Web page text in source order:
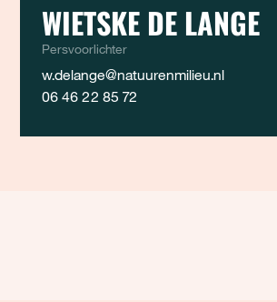
WIETSKE DE LANGE
Persvoorlichter
w.delange@natuurenmilieu.nl
06 46 22 85 72